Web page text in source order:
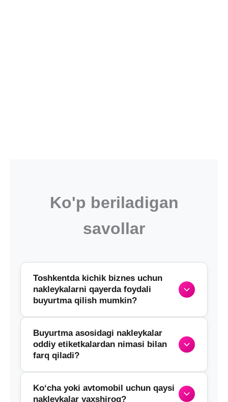
Ko'p beriladigan
savollar
Toshkentda kichik biznes uchun
nakleykalarni qayerda foydali
buyurtma qilish mumkin?
Boshlayotgan tadbirkorlar va startaplar uchun
bizning Gunesh Print tipografiyamiz
nakleykalarni buyurtma qilishingiz mumkin. Bu
Buyurtma asosidagi nakleykalar
oddiy etiketkalardan nimasi bilan
farq qiladi?
Asosiy farq — shakl va dizaynga individual
Ko‘cha yoki avtomobil uchun qaysi
nakleykalar yaxshiroq?